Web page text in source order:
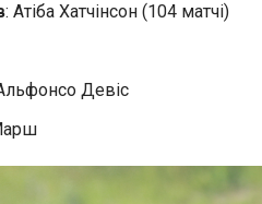
: Атіба Хатчінсон (104 матчі)
Девіс